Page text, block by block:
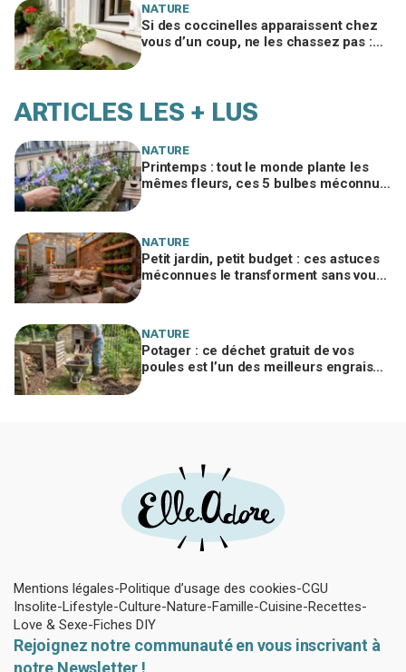
NATURE
Si des coccinelles apparaissent chez
vous d’un coup, ne les chassez pas :
ARTICLES LES + LUS
NATURE
Printemps : tout le monde plante les
mêmes fleurs, ces 5 bulbes méconnus
NATURE
Petit jardin, petit budget : ces astuces
méconnues le transforment sans vous
NATURE
Potager : ce déchet gratuit de vos
poules est l’un des meilleurs engrais
Mentions légales Politique d’usage des cookies CGU
Insolite Lifestyle Culture Nature Famille Cuisine Recettes
Love & Sexe Fiches DIY
Rejoignez notre communauté en vous inscrivant à
notre Newsletter !